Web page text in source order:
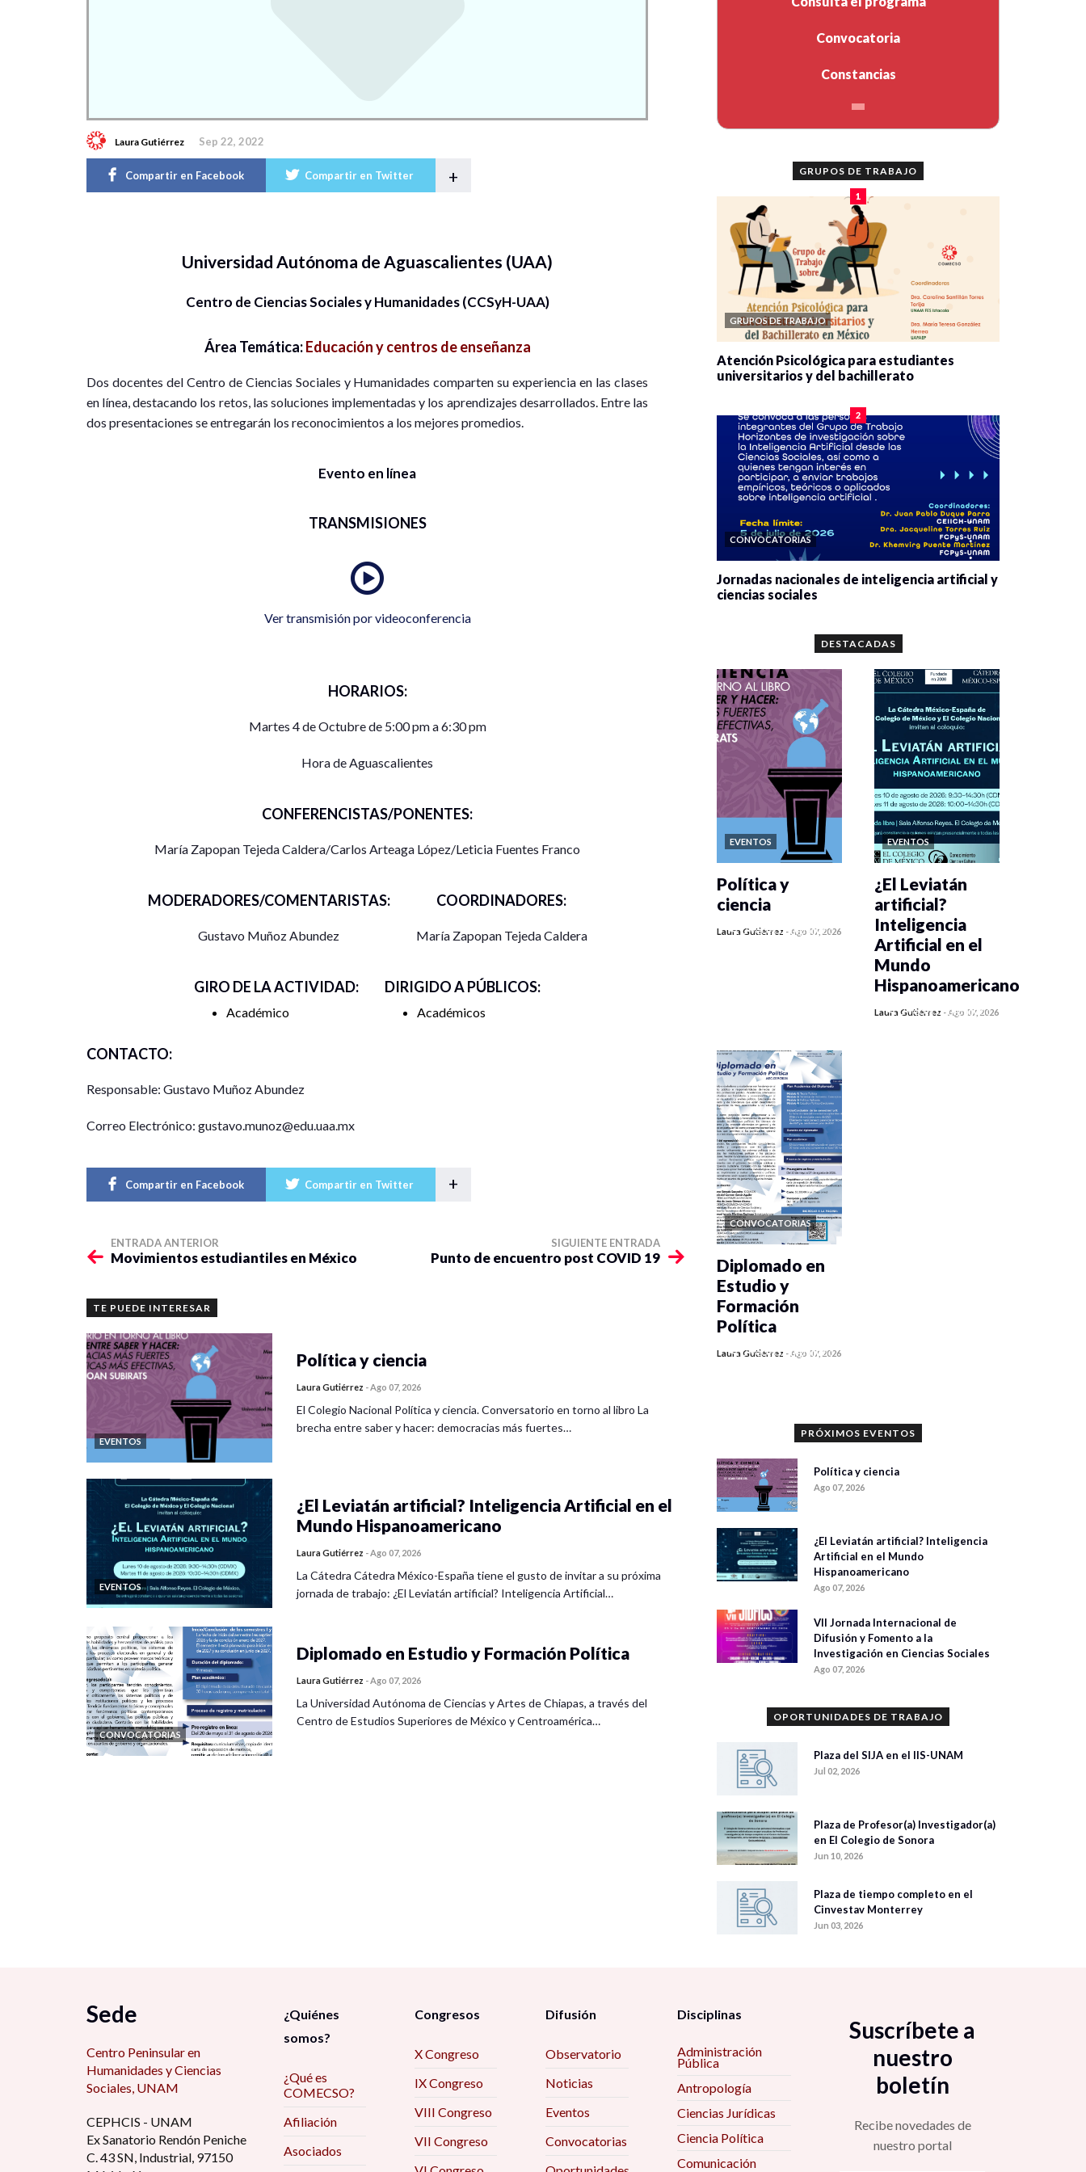
Laura Gutiérrez Sep 22, 2022
Compartir en Facebook Compartir en Twitter +
Universidad Autónoma de Aguascalientes (UAA)
Centro de Ciencias Sociales y Humanidades (CCSyH-UAA)
Área Temática:Educación y centros de enseñanza
Dos docentes del Centro de Ciencias Sociales y Humanidades comparten su experiencia en las clases
en línea, destacando los retos, las soluciones implementadas y los aprendizajes desarrollados. Entre las
dos presentaciones se entregarán los reconocimientos a los mejores promedios.
Evento en línea
TRANSMISIONES
Ver transmisión por videoconferencia
HORARIOS:
Martes 4 de Octubre de 5:00 pm a 6:30 pm
Hora de Aguascalientes
CONFERENCISTAS/PONENTES:
María Zapopan Tejeda Caldera/Carlos Arteaga López/Leticia Fuentes Franco
MODERADORES/COMENTARISTAS:
Gustavo Muñoz Abundez
COORDINADORES:
María Zapopan Tejeda Caldera
GIRO DE LA ACTIVIDAD:
Académico
DIRIGIDO A PÚBLICOS:
Académicos
CONTACTO:
Responsable: Gustavo Muñoz Abundez
Correo Electrónico: gustavo.munoz@edu.uaa.mx
Compartir en Facebook Compartir en Twitter +
ENTRADA ANTERIOR
Movimientos estudiantiles en México
SIGUIENTE ENTRADA
Punto de encuentro post COVID 19
TE PUEDE INTERESAR
EVENTOS
Política y ciencia
Laura Gutiérrez -Ago 07, 2026
El Colegio Nacional Política y ciencia. Conversatorio en torno al libro La
brecha entre saber y hacer: democracias más fuertes…
EVENTOS
¿El Leviatán artificial? Inteligencia Artificial en el
Mundo Hispanoamericano
Laura Gutiérrez -Ago 07, 2026
La Cátedra Cátedra México-España tiene el gusto de invitar a su próxima
jornada de trabajo: ¿El Leviatán artificial? Inteligencia Artificial…
CONVOCATORIAS
Diplomado en Estudio y Formación Política
Laura Gutiérrez -Ago 07, 2026
La Universidad Autónoma de Ciencias y Artes de Chiapas, a través del
Centro de Estudios Superiores de México y Centroamérica…
Convocatoria
Constancias
GRUPOS DE TRABAJO
1
GRUPOS DE TRABAJO
Atención Psicológica para estudiantes
universitarios y del bachillerato
2
CONVOCATORIAS
Jornadas nacionales de inteligencia artificial y
ciencias sociales
DESTACADAS
EVENTOS
0 veces compartido
Política y
ciencia
Laura Gutiérrez -Ago 07, 2026
EVENTOS
0 veces compartido
¿El Leviatán
artificial?
Inteligencia
Artificial en el
Mundo
Hispanoamericano
Laura Gutiérrez -Ago 07, 2026
CONVOCATORIAS
0 veces compartido
Diplomado en
Estudio y
Formación
Política
Laura Gutiérrez -Ago 07, 2026
PRÓXIMOS EVENTOS
Política y ciencia
Ago 07, 2026
¿El Leviatán artificial? Inteligencia
Artificial en el Mundo
Hispanoamericano
Ago 07, 2026
VII Jornada Internacional de
Difusión y Fomento a la
Investigación en Ciencias Sociales
Ago 07, 2026
OPORTUNIDADES DE TRABAJO
Plaza del SIJA en el IIS-UNAM
Jul 02, 2026
Plaza de Profesor(a) Investigador(a)
en El Colegio de Sonora
Jun 10, 2026
Plaza de tiempo completo en el
Cinvestav Monterrey
Jun 03, 2026
Sede
Centro Peninsular en
Humanidades y Ciencias
Sociales, UNAM
CEPHCIS - UNAM
Ex Sanatorio Rendón Peniche
C. 43 SN, Industrial, 97150
¿Quiénes
somos?
¿Qué es
COMECSO?
Afiliación
Asociados
Congresos
X Congreso
IX Congreso
VIII Congreso
VII Congreso
Difusión
Observatorio
Noticias
Eventos
Convocatorias
Disciplinas
Administración
Pública
Antropología
Ciencias Jurídicas
Ciencia Política
Comunicación
Suscríbete a
nuestro
boletín
Recibe novedades de
nuestro portal